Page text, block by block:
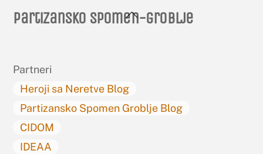
Back
Partizansko spomen-groblje
Partneri
Heroji sa Neretve Blog
Partizansko Spomen Groblje Blog
CIDOM
IDEAA